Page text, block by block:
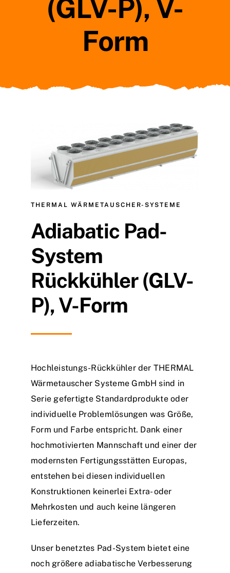
(GLV-P), V-
Form
THERMAL WÄRMETAUSCHER-SYSTEME
Adiabatic Pad-
System
Rückkühler (GLV-
P), V-Form
Hochleistungs-Rückkühler der THERMAL
Wärmetauscher Systeme GmbH sind in
Serie gefertigte Standardprodukte oder
individuelle Problemlösungen was Größe,
Form und Farbe entspricht. Dank einer
hochmotivierten Mannschaft und einer der
modernsten Fertigungsstätten Europas,
entstehen bei diesen individuellen
Konstruktionen keinerlei Extra- oder
Mehrkosten und auch keine längeren
Lieferzeiten.
Unser benetztes Pad-System bietet eine
noch größere adiabatische Verbesserung